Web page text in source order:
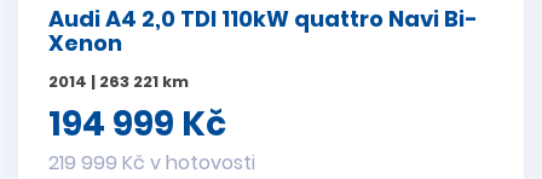
Audi A4 2,0 TDI 110kW quattro Navi Bi-
Xenon
2014 | 263 221 km
194 999 Kč
219 999 Kč v hotovosti